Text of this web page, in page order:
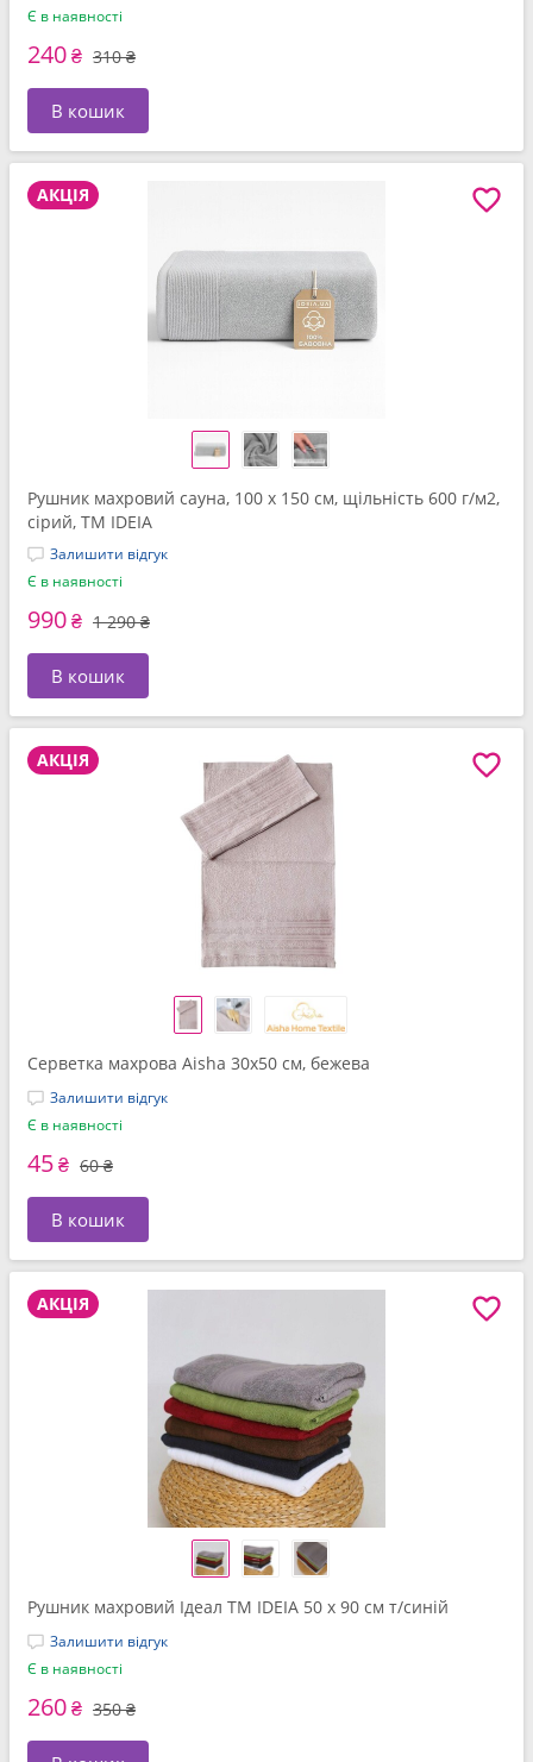
Є в наявності
240₴ 310 ₴
В кошик
АКЦІЯ
Рушник махровий сауна, 100 x 150 см, щільність 600 г/м2,
сірий, ТМ IDEIA
Залишити відгук
Є в наявності
990₴ 1 290 ₴
В кошик
АКЦІЯ
Серветка махрова Aisha 30x50 см, бежева
Залишити відгук
Є в наявності
45₴ 60 ₴
В кошик
АКЦІЯ
Рушник махровий Ідеал TM IDEIA 50 x 90 см т/синій
Залишити відгук
Є в наявності
260₴ 350 ₴